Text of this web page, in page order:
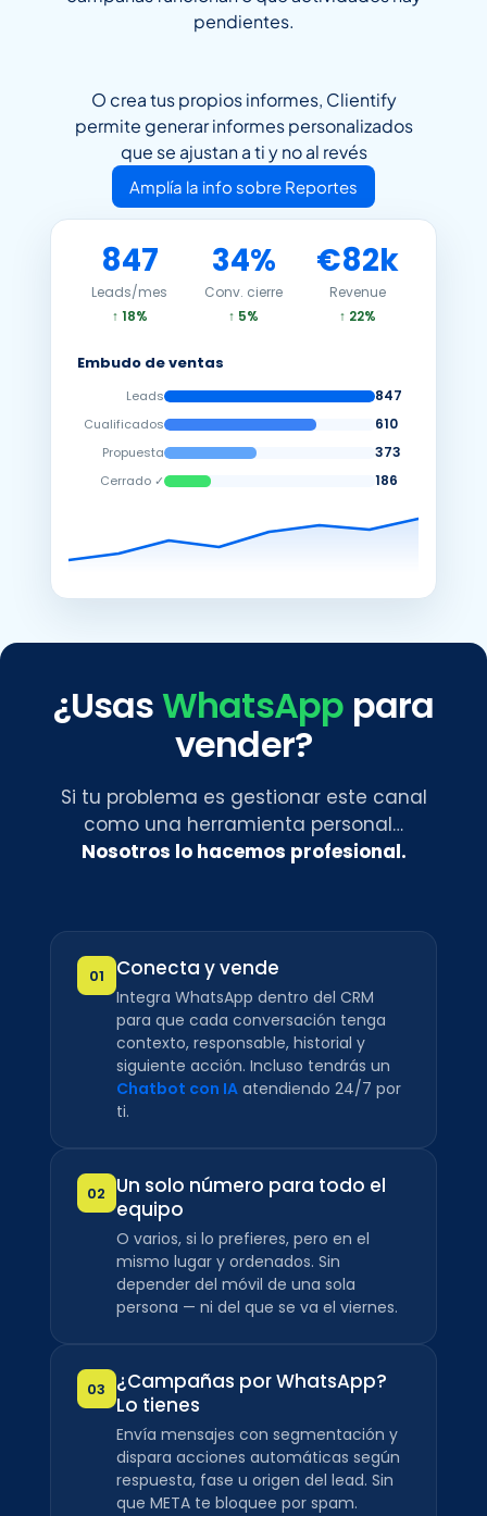
pendientes.
O crea tus propios informes, Clientify
permite generar informes personalizados
que se ajustan a ti y no al revés
Amplía la info sobre Reportes
847
Leads/mes
↑ 18%
34%
Conv. cierre
↑ 5%
€82k
Revenue
↑ 22%
Embudo de ventas
Leads 847
Cualificados 610
Propuesta 373
Cerrado ✓ 186
¿UsasWhatsApp para
vender?
Si tu problema es gestionar este canal
como una herramienta personal…
Nosotros lo hacemos profesional.
01 Conecta y vende
Integra WhatsApp dentro del CRM
para que cada conversación tenga
contexto, responsable, historial y
siguiente acción. Incluso tendrás un
Chatbot con IAatendiendo 24/7 por
ti.
02 Un solo número para todo el
equipo
O varios, si lo prefieres, pero en el
mismo lugar y ordenados. Sin
depender del móvil de una sola
persona — ni del que se va el viernes.
03 ¿Campañas por WhatsApp?
Lo tienes
Envía mensajes con segmentación y
dispara acciones automáticas según
respuesta, fase u origen del lead. Sin
que META te bloquee por spam.